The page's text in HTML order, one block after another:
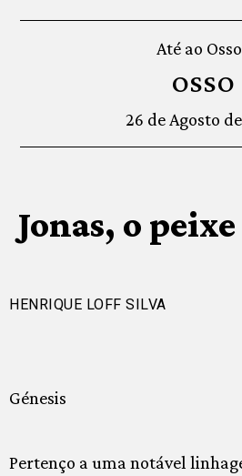
Até ao Osso
OSSO
26 de Agosto
Jonas, o
HENRIQUE LOFF SILVA
Génesis
Pertenço a uma notável